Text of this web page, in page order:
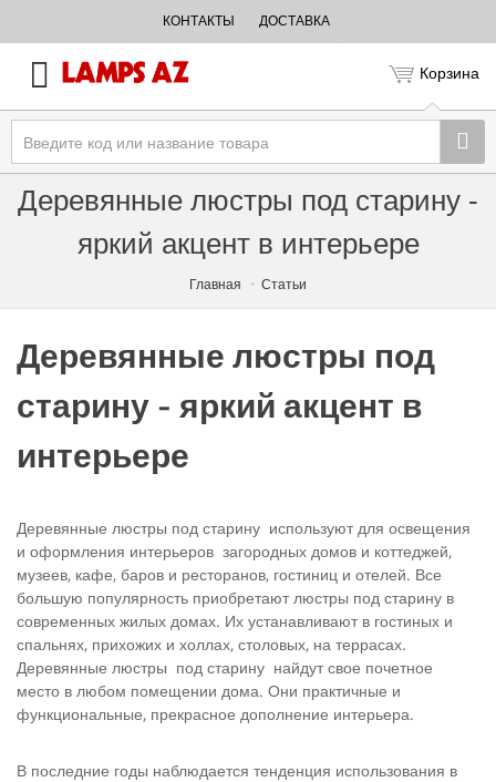
КОНТАКТЫ ДОСТАВКА
Корзина
Деревянные люстры под старину -
яркий акцент в интерьере
Главная Статьи
Деревянные люстры под
старину - яркий акцент в
интерьере
Деревянные люстры под старину используют для освещения
и оформления интерьеров загородных домов и коттеджей,
музеев, кафе, баров и ресторанов, гостиниц и отелей. Все
большую популярность приобретают люстры под старину в
современных жилых домах. Их устанавливают в гостиных и
спальнях, прихожих и холлах, столовых, на террасах.
Деревянные люстры под старину найдут свое почетное
место в любом помещении дома. Они практичные и
функциональные, прекрасное дополнение интерьера.
В последние годы наблюдается тенденция использования в